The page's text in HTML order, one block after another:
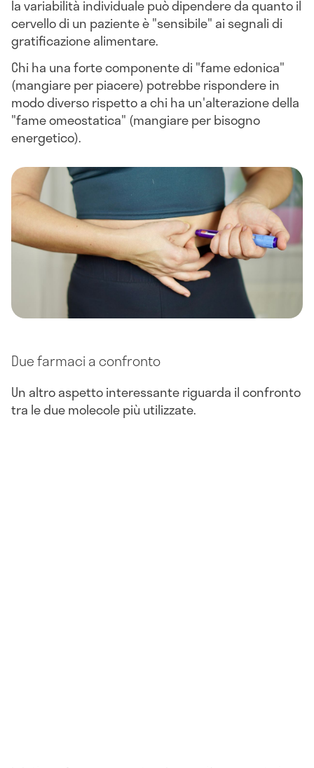
la variabilità individuale può dipendere da quanto il
cervello di un paziente è "sensibile" ai segnali di
gratificazione alimentare.
Chi ha una forte componente di "fame edonica"
(mangiare per piacere) potrebbe rispondere in
modo diverso rispetto a chi ha un'alterazione della
"fame omeostatica" (mangiare per bisogno
energetico).
Due farmaci a confronto
Un altro aspetto interessante riguarda il confronto
tra le due molecole più utilizzate.